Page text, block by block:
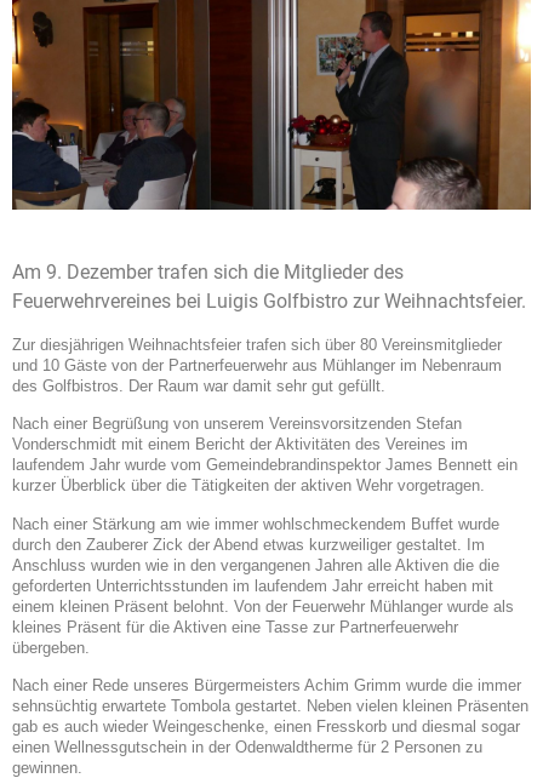
Am 9. Dezember trafen sich die Mitglieder des
Feuerwehrvereines bei Luigis Golfbistro zur Weihnachtsfeier.
Zur diesjährigen Weihnachtsfeier trafen sich über 80 Vereinsmitglieder
und 10 Gäste von der Partnerfeuerwehr aus Mühlanger im Nebenraum
des Golfbistros. Der Raum war damit sehr gut gefüllt.
Nach einer Begrüßung von unserem Vereinsvorsitzenden Stefan
Vonderschmidt mit einem Bericht der Aktivitäten des Vereines im
laufendem Jahr wurde vom Gemeindebrandinspektor James Bennett ein
kurzer Überblick über die Tätigkeiten der aktiven Wehr vorgetragen.
Nach einer Stärkung am wie immer wohlschmeckendem Buffet wurde
durch den Zauberer Zick der Abend etwas kurzweiliger gestaltet. Im
Anschluss wurden wie in den vergangenen Jahren alle Aktiven die die
geforderten Unterrichtsstunden im laufendem Jahr erreicht haben mit
einem kleinen Präsent belohnt. Von der Feuerwehr Mühlanger wurde als
kleines Präsent für die Aktiven eine Tasse zur Partnerfeuerwehr
übergeben.
Nach einer Rede unseres Bürgermeisters Achim Grimm wurde die immer
sehnsüchtig erwartete Tombola gestartet. Neben vielen kleinen Präsenten
gab es auch wieder Weingeschenke, einen Fresskorb und diesmal sogar
einen Wellnessgutschein in der Odenwaldtherme für 2 Personen zu
gewinnen.